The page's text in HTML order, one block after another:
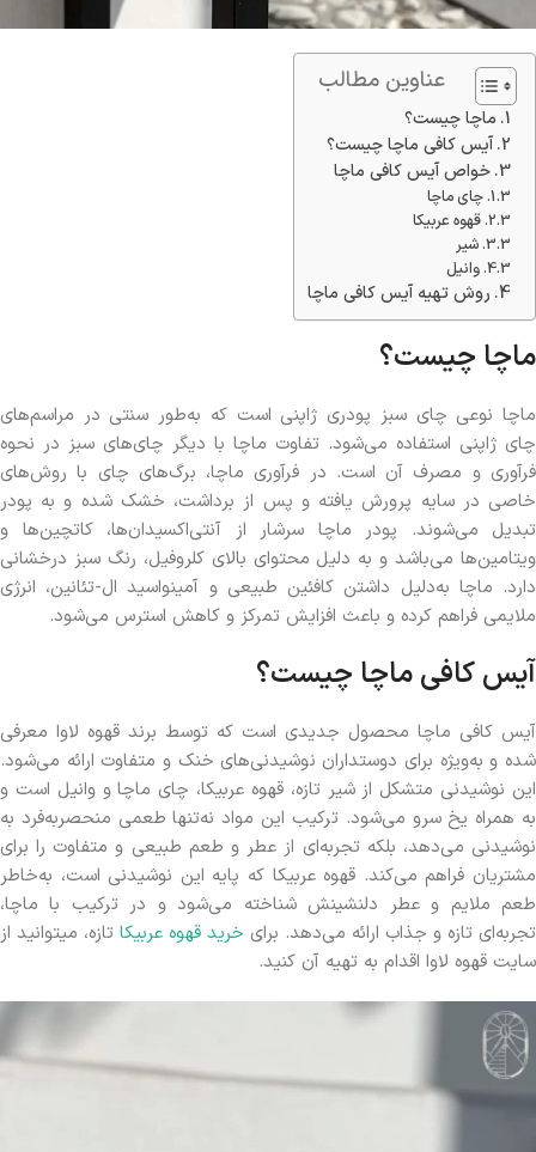
عناوین مطالب
ماچا چیست؟
آیس کافی ماچا چیست؟
خواص آیس کافی ماچا
چای ماچا
قهوه عربیکا
شیر
وانیل
روش تهیه آیس کافی ماچا
ماچا چیست؟
ماچا نوعی چای سبز پودری ژاپنی است که به‌طور سنتی در مراسم‌های
چای ژاپنی استفاده می‌شود. تفاوت ماچا با دیگر چای‌های سبز در نحوه
فرآوری و مصرف آن است. در فرآوری ماچا، برگ‌های چای با روش‌های
خاصی در سایه پرورش یافته و پس از برداشت، خشک شده و به پودر
تبدیل می‌شوند. پودر ماچا سرشار از آنتی‌اکسیدان‌ها، کاتچین‌ها و
ویتامین‌ها می‌باشد و به دلیل محتوای بالای کلروفیل، رنگ سبز درخشانی
دارد. ماچا به‌دلیل داشتن کافئین طبیعی و آمینواسید ال-تئانین، انرژی
ملایمی فراهم کرده و باعث افزایش تمرکز و کاهش استرس می‌شود.
آیس کافی ماچا چیست؟
آیس کافی ماچا محصول جدیدی است که توسط برند قهوه لاوا معرفی
شده و به‌ویژه برای دوستداران نوشیدنی‌های خنک و متفاوت ارائه می‌شود.
این نوشیدنی متشکل از شیر تازه، قهوه عربیکا، چای ماچا و وانیل است و
به همراه یخ سرو می‌شود. ترکیب این مواد نه‌تنها طعمی منحصربه‌فرد به
نوشیدنی می‌دهد، بلکه تجربه‌ای از عطر و طعم طبیعی و متفاوت را برای
مشتریان فراهم می‌کند. قهوه عربیکا که پایه این نوشیدنی است، به‌خاطر
طعم ملایم و عطر دلنشینش شناخته می‌شود و در ترکیب با ماچا،
تجربه‌ای تازه و جذاب ارائه می‌دهد. برای خرید قهوه عربیکا تازه، میتوانید از
سایت قهوه لاوا اقدام به تهیه آن کنید.